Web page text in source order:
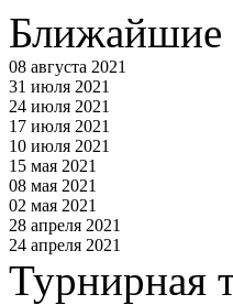
Ближайшие
08 августа 2021
31 июля 2021
24 июля 2021
17 июля 2021
10 июля 2021
15 мая 2021
08 мая 2021
02 мая 2021
28 апреля 2021
24 апреля 2021
Турнирная